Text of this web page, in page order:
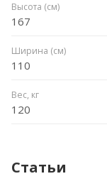
Высота (см)
167
Ширина (см)
110
Вес, кг
120
Статьи